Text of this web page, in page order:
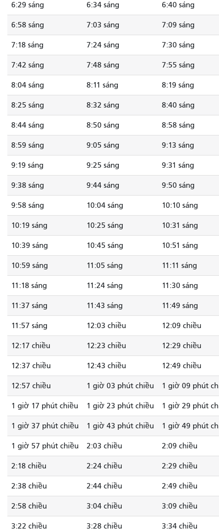
6:29 sáng 6:34 sáng 6:40 sáng
6:58 sáng 7:03 sáng 7:09 sáng
7:18 sáng 7:24 sáng 7:30 sáng
7:42 sáng 7:48 sáng 7:55 sáng
8:04 sáng 8:11 sáng 8:19 sáng
8:25 sáng 8:32 sáng 8:40 sáng
8:44 sáng 8:50 sáng 8:58 sáng
8:59 sáng 9:05 sáng 9:13 sáng
9:19 sáng 9:25 sáng 9:31 sáng
9:38 sáng 9:44 sáng 9:50 sáng
9:58 sáng 10:04 sáng 10:10 sáng
10:19 sáng 10:25 sáng 10:31 sáng
10:39 sáng 10:45 sáng 10:51 sáng
10:59 sáng 11:05 sáng 11:11 sáng
11:18 sáng 11:24 sáng 11:30 sáng
11:37 sáng 11:43 sáng 11:49 sáng
11:57 sáng 12:03 chiều 12:09 chiều
12:17 chiều 12:23 chiều 12:29 chiều
12:37 chiều 12:43 chiều 12:49 chiều
12:57 chiều 1 giờ 03 phút chiều 1 giờ 09 phút
1 giờ 17 phút chiều 1 giờ 23 phút chiều 1 giờ 29 phút
1 giờ 37 phút chiều 1 giờ 43 phút chiều 1 giờ 49 phút
1 giờ 57 phút chiều 2:03 chiều 2:09 chiều
2:18 chiều 2:24 chiều 2:29 chiều
2:38 chiều 2:44 chiều 2:49 chiều
2:58 chiều 3:04 chiều 3:09 chiều
3:22 chiều 3:28 chiều 3:34 chiều